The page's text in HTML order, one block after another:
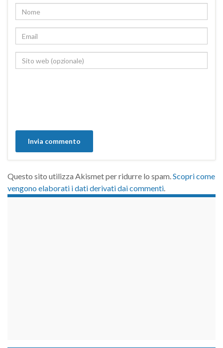
Questo sito utilizza Akismet per ridurre lo spam.Scopri come
vengono elaborati i dati derivati dai commenti.